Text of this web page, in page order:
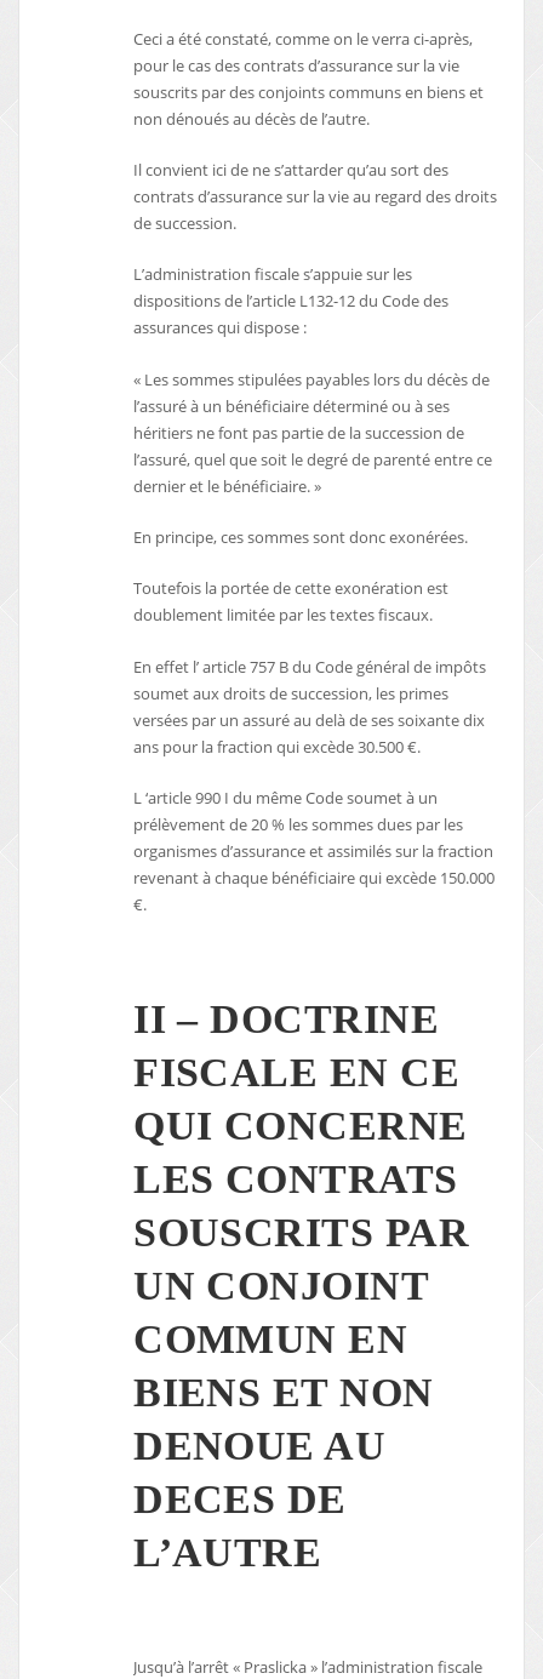
Ceci a été constaté, comme on le verra ci-après,
pour le cas des contrats d’assurance sur la vie
souscrits par des conjoints communs en biens et
non dénoués au décès de l’autre.
Il convient ici de ne s’attarder qu’au sort des
contrats d’assurance sur la vie au regard des droits
de succession.
L’administration fiscale s’appuie sur les
dispositions de l’article L132-12 du Code des
assurances qui dispose :
« Les sommes stipulées payables lors du décès de
l’assuré à un bénéficiaire déterminé ou à ses
héritiers ne font pas partie de la succession de
l’assuré, quel que soit le degré de parenté entre ce
dernier et le bénéficiaire. »
En principe, ces sommes sont donc exonérées.
Toutefois la portée de cette exonération est
doublement limitée par les textes fiscaux.
En effet l’ article 757 B du Code général de impôts
soumet aux droits de succession, les primes
versées par un assuré au delà de ses soixante dix
ans pour la fraction qui excède 30.500 €.
L ‘article 990 I du même Code soumet à un
prélèvement de 20 % les sommes dues par les
organismes d’assurance et assimilés sur la fraction
revenant à chaque bénéficiaire qui excède 150.000
€.
II – DOCTRINE
FISCALE EN CE
QUI CONCERNE
LES CONTRATS
SOUSCRITS PAR
UN CONJOINT
COMMUN EN
BIENS ET NON
DENOUE AU
DECES DE
L’AUTRE
Jusqu’à l’arrêt « Praslicka » l’administration fiscale